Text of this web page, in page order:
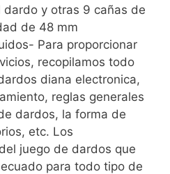
dardo y otras 9 cañas de
de 48 mm
Para proporcionar
recopilamos todo
diana electronica,
reglas generales
dardos, la forma de
etc. Los
juego de dardos que
para todo tipo de